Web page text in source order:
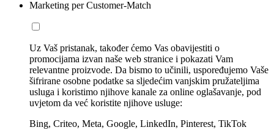
Marketing per Customer-Match
Uz Vaš pristanak, također ćemo Vas obavijestiti o
promocijama izvan naše web stranice i pokazati Vam
relevantne proizvode. Da bismo to učinili, uspoređujemo Vaše
šifrirane osobne podatke sa sljedećim vanjskim pružateljima
usluga i koristimo njihove kanale za online oglašavanje, pod
uvjetom da već koristite njihove usluge:
Bing, Criteo, Meta, Google, LinkedIn, Pinterest, TikTok